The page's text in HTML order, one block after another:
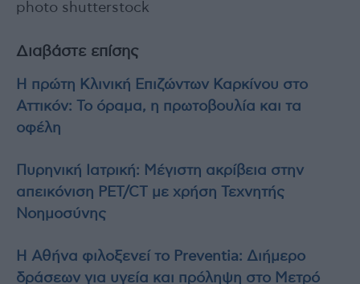
photo shutterstock
Διαβάστε επίσης
Η πρώτη Κλινική Επιζώντων Καρκίνου στο
Αττικόν: Το όραμα, η πρωτοβουλία και τα
οφέλη
Πυρηνική Ιατρική: Μέγιστη ακρίβεια στην
απεικόνιση PET/CT με χρήση Τεχνητής
Νοημοσύνης
Η Αθήνα φιλοξενεί το Preventia: Διήμερο
δράσεων για υγεία και πρόληψη στο Μετρό